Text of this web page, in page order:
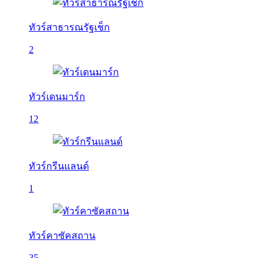
ทัวร์สาธารณรัฐเช็ก
2
ทัวร์เดนมาร์ก
12
ทัวร์กรีนแลนด์
1
ทัวร์คาซัคสถาน